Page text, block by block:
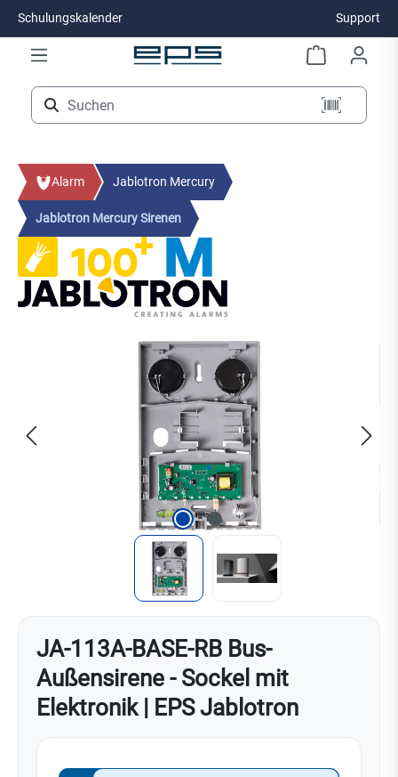
Zum Hauptinhalt springen
Schulungskalender Support
Alarm Jablotron Mercury
Jablotron Mercury Sirenen
Bildergalerie überspringen
JA-113A-BASE-RB Bus-
Außensirene - Sockel mit
Elektronik | EPS Jablotron